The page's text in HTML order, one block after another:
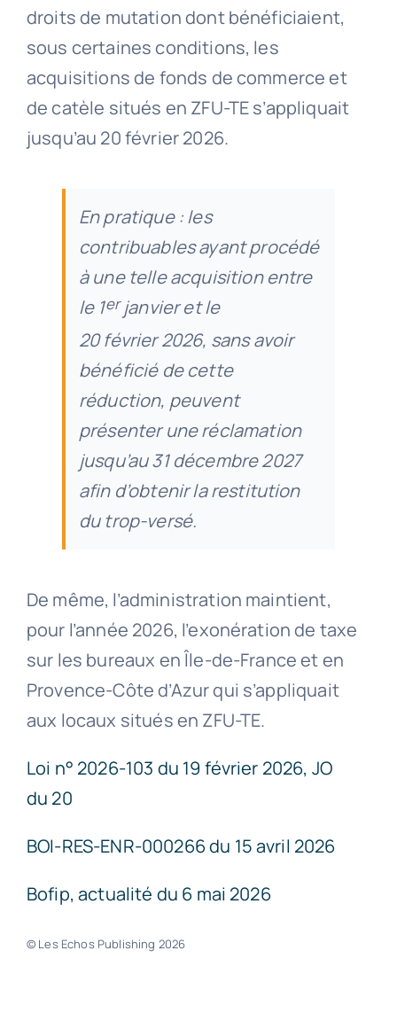
droits de mutation dont bénéficiaient,
sous certaines conditions, les
acquisitions de fonds de commerce et
de catèle situés en ZFU-TE s’appliquait
jusqu’au 20 février 2026.
En pratique : les
contribuables ayant procédé
à une telle acquisition entre
le 1erjanvier et le
20 février 2026, sans avoir
bénéficié de cette
réduction, peuvent
présenter une réclamation
jusqu’au 31 décembre 2027
afin d’obtenir la restitution
du trop-versé.
De même, l’administration maintient,
pour l’année 2026, l’exonération de taxe
sur les bureaux en Île-de-France et en
Provence-Côte d’Azur qui s’appliquait
aux locaux situés en ZFU-TE.
Loi n° 2026-103 du 19 février 2026, JO
du 20
BOI-RES-ENR-000266 du 15 avril 2026
Bofip, actualité du 6 mai 2026
© Les Echos Publishing 2026